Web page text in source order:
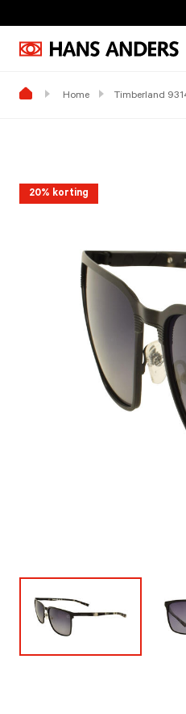
Home Timberland
20% korting